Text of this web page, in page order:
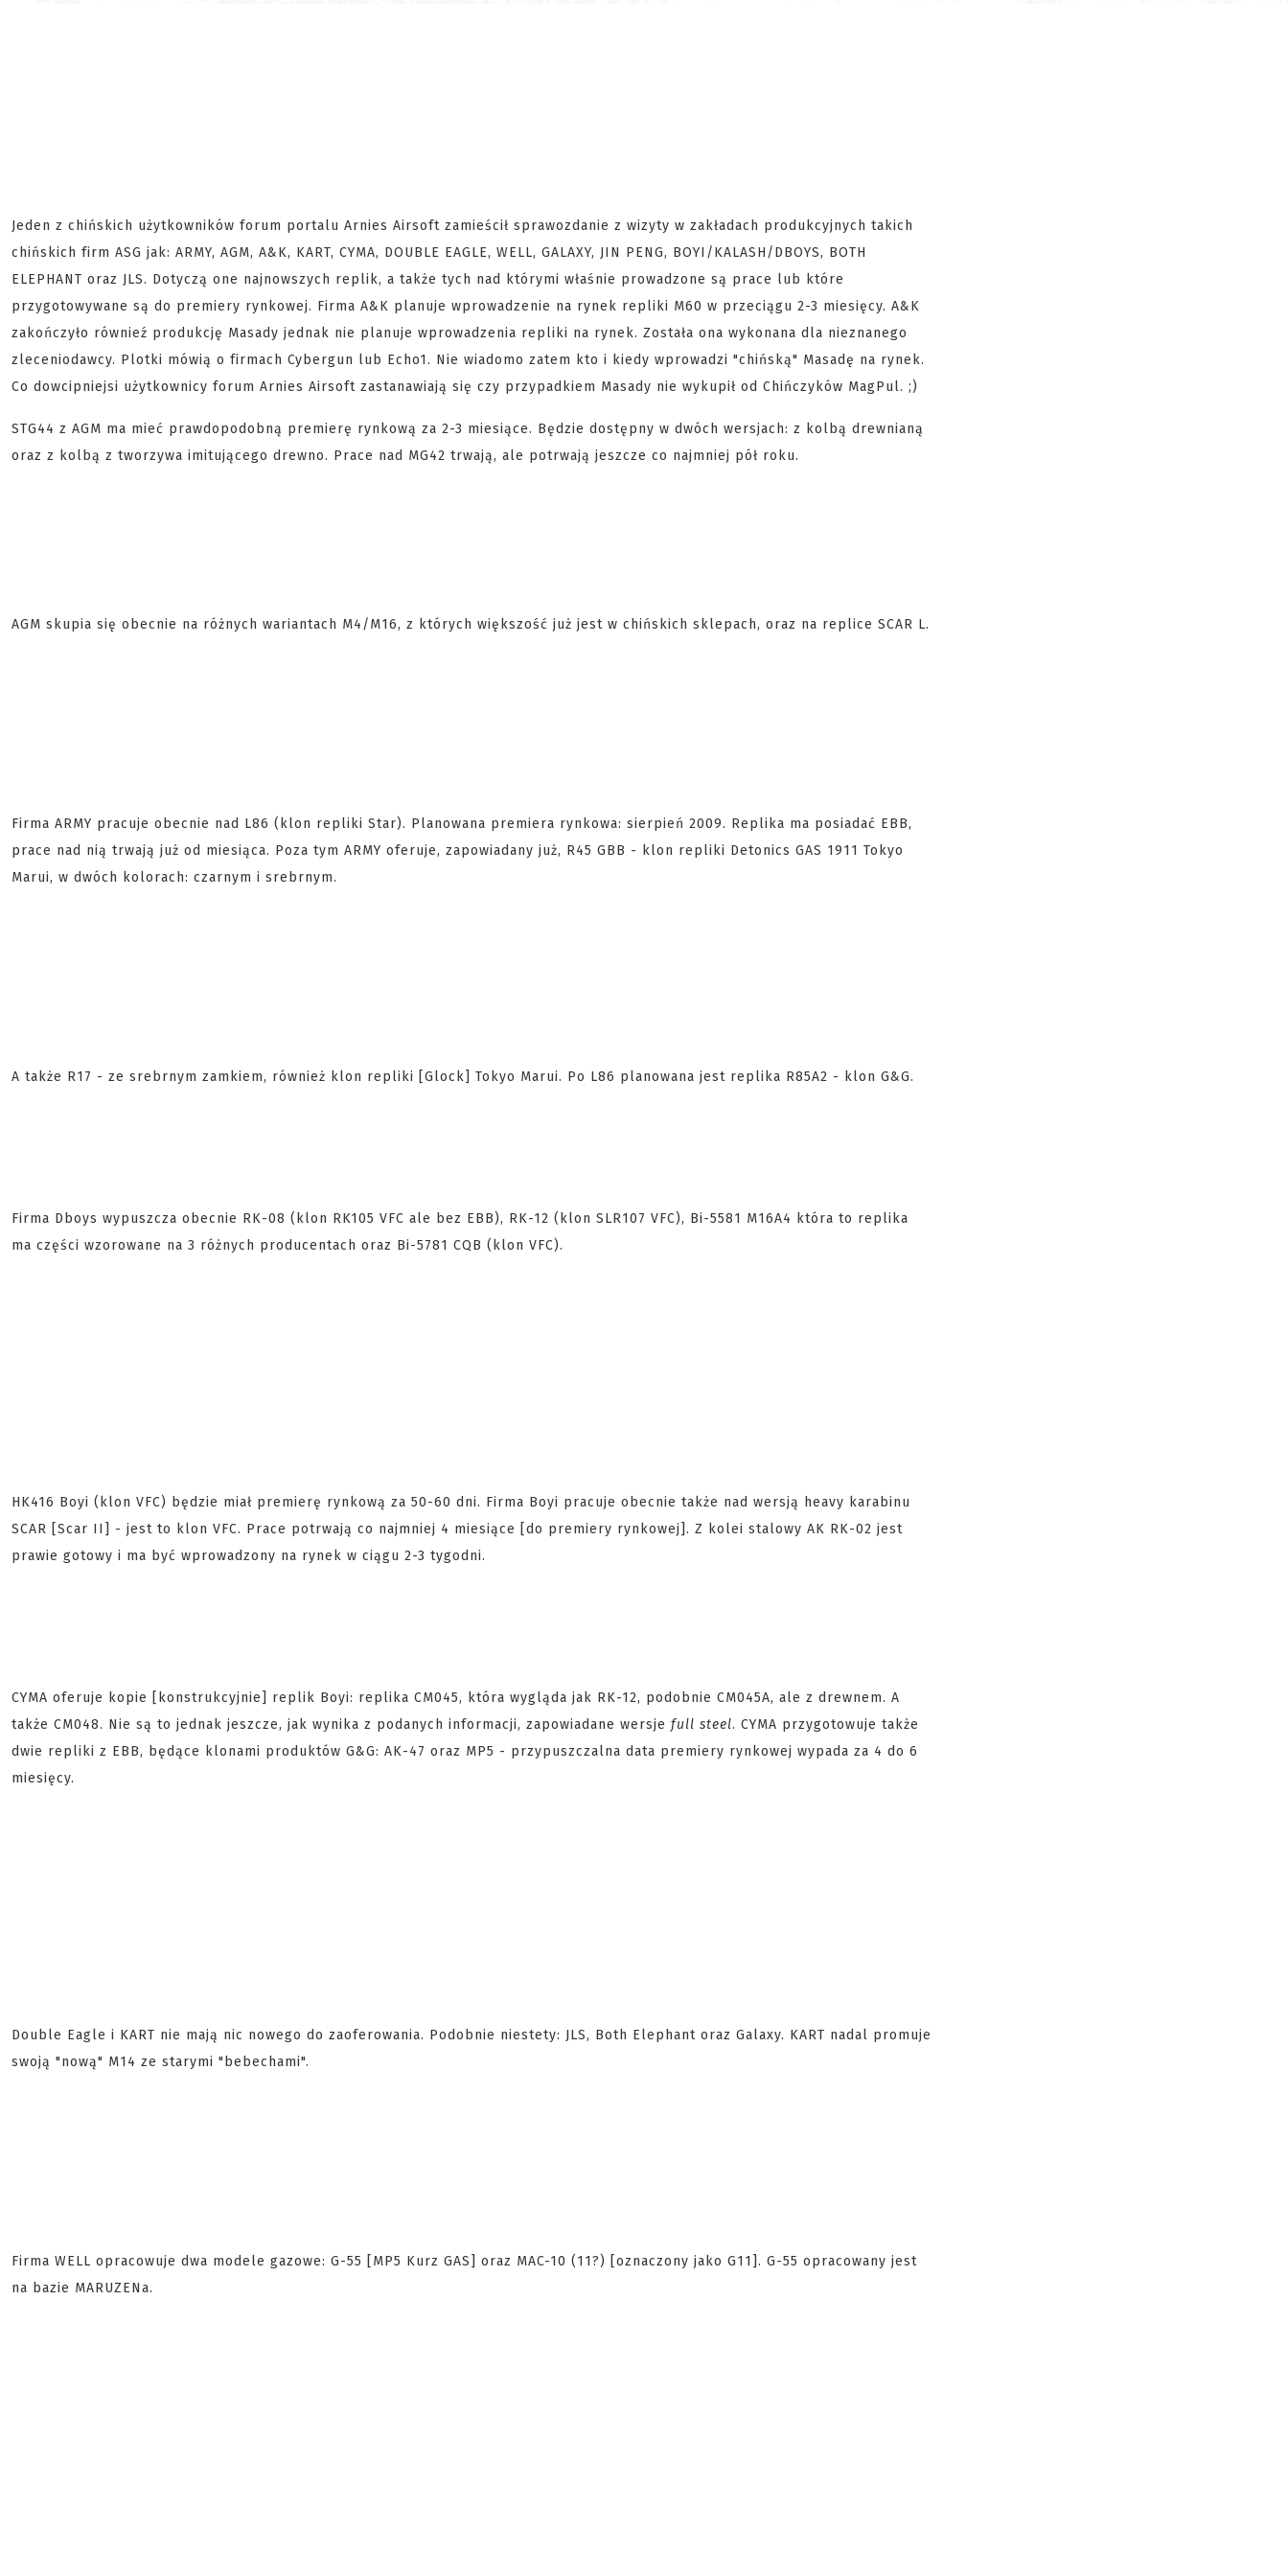
Jeden z chińskich użytkowników forum portalu Arnies Airsoft zamieścił sprawozdanie z wizyty w zakładach produkcyjnych takich
chińskich firm ASG jak: ARMY, AGM, A&K, KART, CYMA, DOUBLE EAGLE, WELL, GALAXY, JIN PENG, BOYI/KALASH/DBOYS, BOTH
ELEPHANT oraz JLS. Dotyczą one najnowszych replik, a także tych nad którymi właśnie prowadzone są prace lub które
przygotowywane są do premiery rynkowej. Firma A&K planuje wprowadzenie na rynek repliki M60 w przeciągu 2-3 miesięcy. A&K
zakończyło równieź produkcję Masady jednak nie planuje wprowadzenia repliki na rynek. Została ona wykonana dla nieznanego
zleceniodawcy. Plotki mówią o firmach Cybergun lub Echo1. Nie wiadomo zatem kto i kiedy wprowadzi "chińską" Masadę na rynek.
Co dowcipniejsi użytkownicy forum Arnies Airsoft zastanawiają się czy przypadkiem Masady nie wykupił od Chińczyków MagPul. ;)
STG44 z AGM ma mieć prawdopodobną premierę rynkową za 2-3 miesiące. Będzie dostępny w dwóch wersjach: z kolbą drewnianą
oraz z kolbą z tworzywa imitującego drewno. Prace nad MG42 trwają, ale potrwają jeszcze co najmniej pół roku.
AGM skupia się obecnie na różnych wariantach M4/M16, z których większość już jest w chińskich sklepach, oraz na replice SCAR L.
Firma ARMY pracuje obecnie nad L86 (klon repliki Star). Planowana premiera rynkowa: sierpień 2009. Replika ma posiadać EBB,
prace nad nią trwają już od miesiąca. Poza tym ARMY oferuje, zapowiadany już, R45 GBB - klon repliki Detonics GAS 1911 Tokyo
Marui, w dwóch kolorach: czarnym i srebrnym.
A także R17 - ze srebrnym zamkiem, również klon repliki [Glock] Tokyo Marui. Po L86 planowana jest replika R85A2 - klon G&G.
Firma Dboys wypuszcza obecnie RK-08 (klon RK105 VFC ale bez EBB), RK-12 (klon SLR107 VFC), Bi-5581 M16A4 która to replika
ma części wzorowane na 3 różnych producentach oraz Bi-5781 CQB (klon VFC).
HK416 Boyi (klon VFC) będzie miał premierę rynkową za 50-60 dni. Firma Boyi pracuje obecnie także nad wersją heavy karabinu
SCAR [Scar II] - jest to klon VFC. Prace potrwają co najmniej 4 miesiące [do premiery rynkowej]. Z kolei stalowy AK RK-02 jest
prawie gotowy i ma być wprowadzony na rynek w ciągu 2-3 tygodni.
CYMA oferuje kopie [konstrukcyjnie] replik Boyi: replika CM045, która wygląda jak RK-12, podobnie CM045A, ale z drewnem. A
także CM048. Nie są to jednak jeszcze, jak wynika z podanych informacji, zapowiadane wersje full steel. CYMA przygotowuje także
dwie repliki z EBB, będące klonami produktów G&G: AK-47 oraz MP5 - przypuszczalna data premiery rynkowej wypada za 4 do 6
miesięcy.
Double Eagle i KART nie mają nic nowego do zaoferowania. Podobnie niestety: JLS, Both Elephant oraz Galaxy. KART nadal promuje
swoją "nową" M14 ze starymi "bebechami".
Firma WELL opracowuje dwa modele gazowe: G-55 [MP5 Kurz GAS] oraz MAC-10 (11?) [oznaczony jako G11]. G-55 opracowany jest
na bazie MARUZENa.